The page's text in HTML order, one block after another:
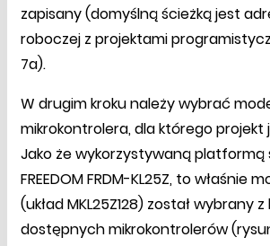
zapisany (domyślną ścieżką jest
roboczej z projektami
7a).
W drugim kroku należy wybrać
mikrokontrolera, dla którego
Jako że wykorzystywaną
FREEDOM FRDM-KL25Z, to właśnie
(układ MKL25Z128) został wybrany z
dostępnych mikrokontrolerów